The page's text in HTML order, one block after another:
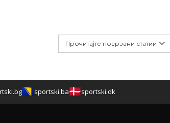
Прочитајте поврзани статии
sportski.ba sportski.dk